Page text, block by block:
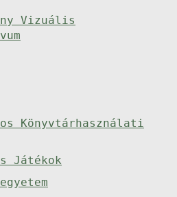
Vizuális
Könyvtárhasználati
Játékok